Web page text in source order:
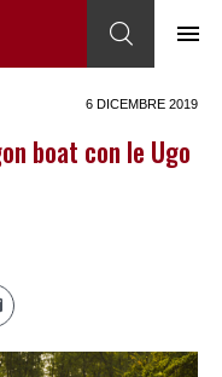
6 DICEMBRE 2019
boat con le Ugo